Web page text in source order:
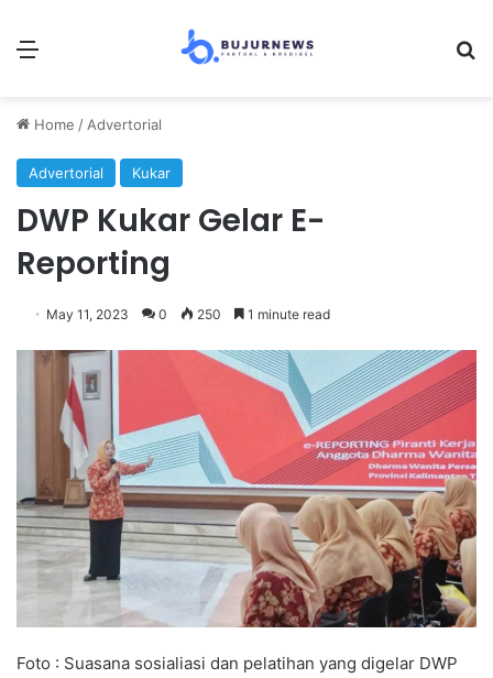
Menu
Home / Advertorial
Advertorial Kukar
DWP Kukar Gelar E-
Reporting
May 11, 2023 0 250 1 minute read
Foto : Suasana sosialiasi dan pelatihan yang digelar DWP